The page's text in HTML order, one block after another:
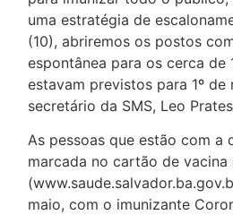
uma estratégia de
(10), abriremos os postos
espontânea para os cerca de
estavam previstos para 1º de
secretário da SMS, Leo
As pessoas que estão com a
marcada no cartão de vacina
maio, com o imunizante